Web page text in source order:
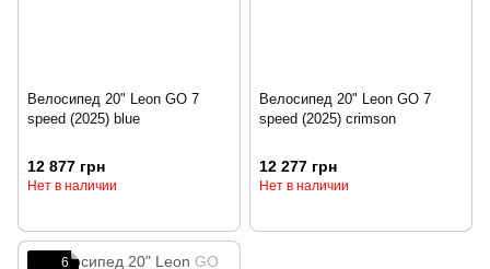
Велосипед 20" Leon GO 7
speed (2025) blue
12 877 грн
Нет в наличии
Велосипед 20" Leon GO 7
speed (2025) crimson
12 277 грн
Нет в наличии
6